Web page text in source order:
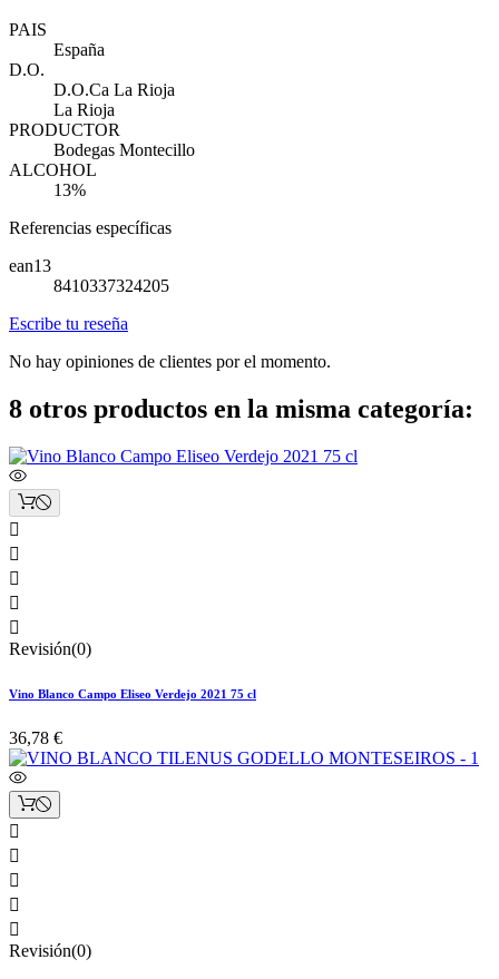
PAIS
España
D.O.
D.O.Ca La Rioja
La Rioja
PRODUCTOR
Bodegas Montecillo
ALCOHOL
13%
Referencias específicas
ean13
8410337324205
Escribe tu reseña
No hay opiniones de clientes por el momento.
8 otros productos en la misma categoría:





Revisión(0)
Vino Blanco Campo Eliseo Verdejo 2021 75 cl
36,78 €





Revisión(0)